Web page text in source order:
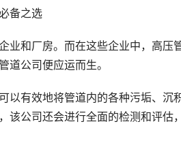
备之选
和厂房。而在这些企业中，高压
公司便应运而生。
以有效地将管道内的各种污垢、沉
该公司还会进行全面的检测和评估